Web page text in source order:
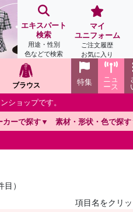
エキスパート
検索
用途・性別
色などで検索
マイ
ユニフォーム
ご注文履歴
お気に入り
ブラウス
ニュ
ース
特集
ショップです。
カーで探す 素材・形状・色で探す
目）
項目名をクリ